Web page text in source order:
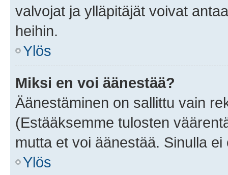
valvojat ja ylläpitäjät voivat
heihin.
Ylös
Miksi en voi äänestää?
Äänestäminen on sallittu vain
(Estääksemme tulosten
mutta et voi äänestää. Sinulla
Ylös